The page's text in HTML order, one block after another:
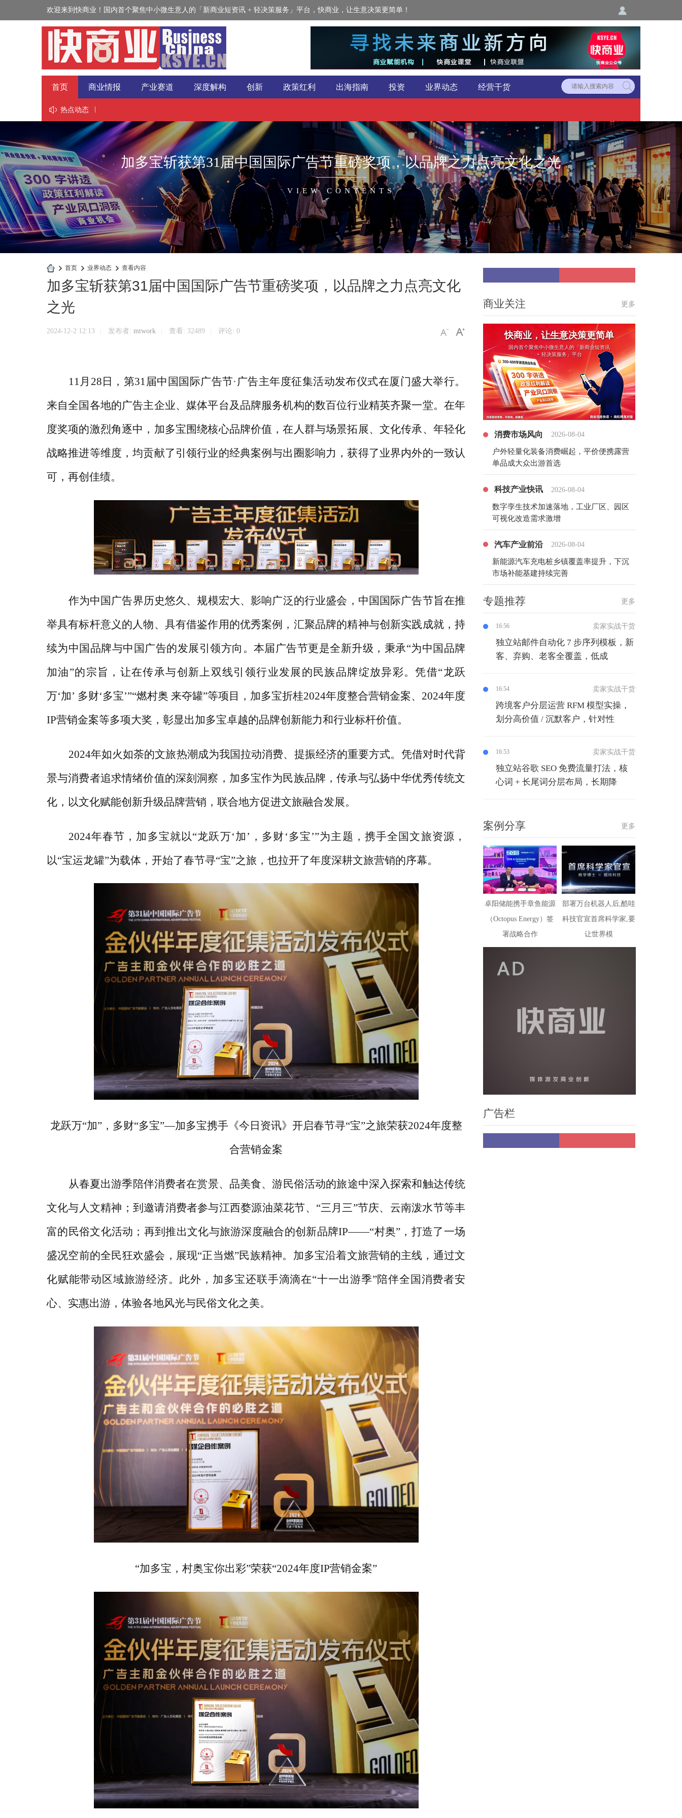
欢迎来到快商业！国内首个聚焦中小微生意人的「新商业短资讯 + 轻决策服务」平台，快商业，让生意决策更简单！
首页 商业情报 产业赛道 深度解构 创新 政策红利 出海指南 投资 业界动态 经营干货
视野热点动态
加多宝斩获第31届中国国际广告节重磅奖项，以品牌之力点亮文化之光
VIEW CONTENTS
快
业
官
› 首页 › 业界动态 › 查看内容
加多宝斩获第31届中国国际广告节重磅奖项，以品牌之力点亮文化
之光
2024-12-2 12:13 发布者: mtwork 查看: 32489 评论: 0
11月28日，第31届中国国际广告节·广告主年度征集活动发布仪式在厦门盛大举行。
来自全国各地的广告主企业、媒体平台及品牌服务机构的数百位行业精英齐聚一堂。在年
度奖项的激烈角逐中，加多宝围绕核心品牌价值，在人群与场景拓展、文化传承、年轻化
战略推进等维度，均贡献了引领行业的经典案例与出圈影响力，获得了业界内外的一致认
可，再创佳绩。
作为中国广告界历史悠久、规模宏大、影响广泛的行业盛会，中国国际广告节旨在推
举具有标杆意义的人物、具有借鉴作用的优秀案例，汇聚品牌的精神与创新实践成就，持
续为中国品牌与中国广告的发展引领方向。本届广告节更是全新升级，秉承“为中国品牌
加油”的宗旨，让在传承与创新上双线引领行业发展的民族品牌绽放异彩。凭借“龙跃
万‘加’ 多财‘多宝’”“燃村奥 来夺罐”等项目，加多宝折桂2024年度整合营销金案、2024年度
IP营销金案等多项大奖，彰显出加多宝卓越的品牌创新能力和行业标杆价值。
2024年如火如荼的文旅热潮成为我国拉动消费、提振经济的重要方式。凭借对时代背
景与消费者追求情绪价值的深刻洞察，加多宝作为民族品牌，传承与弘扬中华优秀传统文
化，以文化赋能创新升级品牌营销，联合地方促进文旅融合发展。
2024年春节，加多宝就以“龙跃万‘加’，多财‘多宝’”为主题，携手全国文旅资源，
以“宝运龙罐”为载体，开始了春节寻“宝”之旅，也拉开了年度深耕文旅营销的序幕。
龙跃万“加”，多财“多宝”—加多宝携手《今日资讯》开启春节寻“宝”之旅荣获2024年度整
合营销金案
从春夏出游季陪伴消费者在赏景、品美食、游民俗活动的旅途中深入探索和触达传统
文化与人文精神；到邀请消费者参与江西婺源油菜花节、 “三月三”节庆、云南泼水节等丰
富的民俗文化活动；再到推出文化与旅游深度融合的创新品牌IP——“村奥”，打造了一场
盛况空前的全民狂欢盛会，展现“正当燃”民族精神。加多宝沿着文旅营销的主线，通过文
化赋能带动区域旅游经济。此外，加多宝还联手滴滴在“十一出游季”陪伴全国消费者安
心、实惠出游，体验各地风光与民俗文化之美。
“加多宝，村奥宝你出彩”荣获“2024年度IP营销金案”
商业关注 更多
快商业，让生意决策更简单
国内首个聚焦中小微生意人的「新商业短资讯
+ 轻决策服务」平台
消费市场风向 2026-08-04
户外轻量化装备消费崛起，平价便携露营
单品成大众出游首选
科技产业快讯 2026-08-04
数字孪生技术加速落地，工业厂区、园区
可视化改造需求激增
汽车产业前沿 2026-08-04
新能源汽车充电桩乡镇覆盖率提升，下沉
市场补能基建持续完善
专题推荐 更多
16:56 卖家实战干货
独立站邮件自动化 7 步序列模板，新
客、弃购、老客全覆盖，低成
16:54 卖家实战干货
跨境客户分层运营 RFM 模型实操，
划分高价值 / 沉默客户，针对性
16:53 卖家实战干货
独立站谷歌 SEO 免费流量打法，核
心词 + 长尾词分层布局，长期降
案例分享 更多
卓阳储能携手章鱼能源
（Octopus Energy）签
署战略合作
部署万台机器人后,酷哇
科技官宣首席科学家,要
让世界模
广告栏